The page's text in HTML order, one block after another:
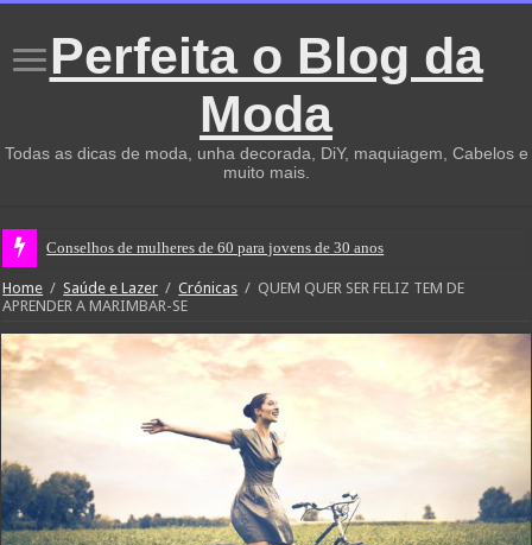
Perfeita o Blog da
Moda
Todas as dicas de moda, unha decorada, DiY, maquiagem, Cabelos e
muito mais.
Conselhos de mulheres de 60 para jovens de 30 anos
Home / Saúde e Lazer / Crónicas / QUEM QUER SER FELIZ TEM DE
APRENDER A MARIMBAR-SE